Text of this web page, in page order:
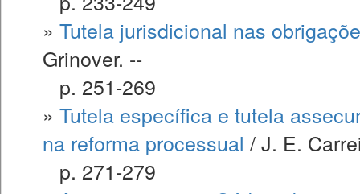
» Tutela jurisdicional nas
Grinover. --
p. 251-269
» Tutela específica e tutela
na reforma processual / J. E.
p. 271-279